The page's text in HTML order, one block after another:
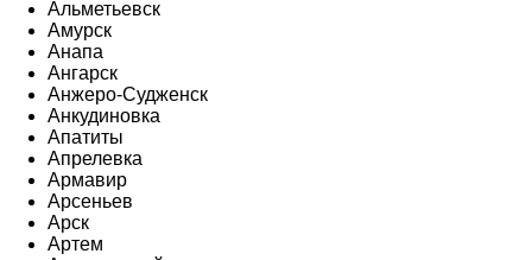
Альметьевск
Амурск
Анапа
Ангарск
Анжеро-Судженск
Анкудиновка
Апатиты
Апрелевка
Армавир
Арсеньев
Арск
Артем